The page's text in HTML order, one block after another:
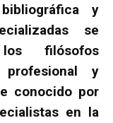
y
se
filósofos
y
conocido por
en la